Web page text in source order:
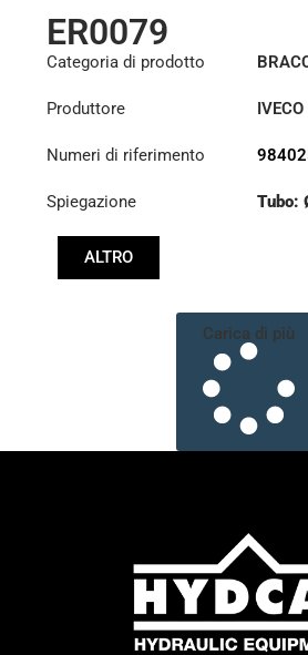
ER0079
Categoria di prodotto
Produttore IVECO
Numeri di riferimento
Spiegazione Tubo:
ALTRO
Carica di più